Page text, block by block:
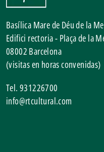
Basílica Mare de Déu de la
Edifici rectoria - Plaça de la
08002 Barcelona
(visitas en horas convenidas)
Tel. 931226700
info@rtcultural.com